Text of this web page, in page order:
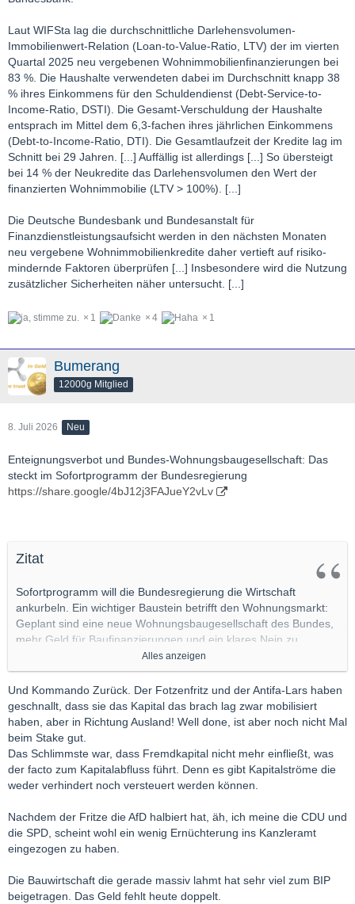
Laut WIFSta lag die durchschnittliche Darlehensvolumen-
Immobilienwert-Relation (Loan-to-Value-Ratio, LTV) der im vierten
Quartal 2025 neu vergebenen Wohnimmobilienfinanzierungen bei
83 %. Die Haushalte verwendeten dabei im Durchschnitt knapp 38
% ihres Einkommens für den Schuldendienst (Debt-Service-to-
Income-Ratio, DSTI). Die Gesamt-Verschuldung der Haushalte
entsprach im Mittel dem 6,3-fachen ihres jährlichen Einkommens
(Debt-to-Income-Ratio, DTI). Die Gesamtlaufzeit der Kredite lag im
Schnitt bei 29 Jahren. [...] Auffällig ist allerdings [...] So übersteigt
bei 14 % der Neukredite das Darlehensvolumen den Wert der
finanzierten Wohnimmobilie (LTV > 100%). [...]
Die Deutsche Bundesbank und Bundesanstalt für
Finanzdienstleistungsaufsicht werden in den nächsten Monaten
neu vergebene Wohnimmobilienkredite daher vertieft auf risiko-
mindernde Faktoren überprüfen [...] Insbesondere wird die Nutzung
zusätzlicher Sicherheiten näher untersucht. [...]
1 4 1
Bumerang
12000g Mitglied
8. Juli 2026 Neu
Enteignungsverbot und Bundes-Wohnungsbaugesellschaft: Das
steckt im Sofortprogramm der Bundesregierung
https://share.google/4bJ12j3FAJueY2vLv
Zitat
Sofortprogramm will die Bundesregierung die Wirtschaft
ankurbeln. Ein wichtiger Baustein betrifft den Wohnungsmarkt:
Geplant sind eine neue Wohnungsbaugesellschaft des Bundes,
mehr Geld für Baufinanzierungen und ein klares Nein zu
Enteignungen großer Wohnungsunternehmen.
"Bezahlbarer Wohnraum darf kein Glücksfall sein. Wir wollen
bauen und nicht enteignen. Der Bund wird hier künftig
mitmischen und eine Wohnungsbaugesellschaft gründen", sagt
Finanzminister Lars Klingbeil (SPD)
Markus Söder (CSU) sowie Friedrich Merz (CDU) bestärken
Klingsbeils Worte. "Die ganze Welt schaut auf Deutschland, ob
Gesetz, das das klar verneint", betont Bundeskanzler Friedrich
Merz (CDU) auch mit Blick auf die Diskussion in Berlin rund um
das Bestreben „Deutsche Wohnen & Co enteignen“.
So sollen zum 1. Januar 2027 die nationalen Kapitalpuffer
für Immobilienkredite abgeschafft werden
Alles anzeigen
Und Kommando Zurück. Der Fotzenfritz und der Antifa-Lars haben
geschnallt, dass sie das Kapital das brach lag zwar mobilisiert
haben, aber in Richtung Ausland! Well done, ist aber noch nicht Mal
beim Stake gut.
Das Schlimmste war, dass Fremdkapital nicht mehr einfließt, was
der facto zum Kapitalabfluss führt. Denn es gibt Kapitalströme die
weder verhindert noch versteuert werden können.
Nachdem der Fritze die AfD halbiert hat, äh, ich meine die CDU und
die SPD, scheint wohl ein wenig Ernüchterung ins Kanzleramt
eingezogen zu haben.
Die Bauwirtschaft die gerade massiv lahmt hat sehr viel zum BIP
beigetragen. Das Geld fehlt heute doppelt.